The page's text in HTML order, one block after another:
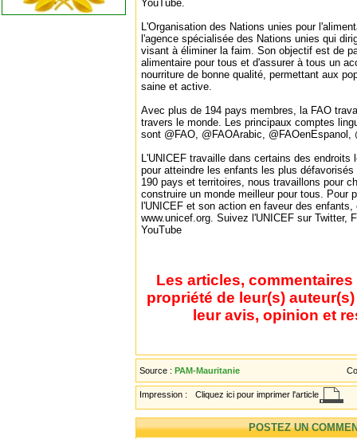
YouTube.
L'Organisation des Nations unies pour
l'agence spécialisée des Nations unies qui
visant à éliminer la faim. Son objectif est de
alimentaire pour tous et d'assurer à tous un
nourriture de bonne qualité, permettant aux
saine et active.
Avec plus de 194 pays membres, la FAO
travers le monde. Les principaux comptes
sont @FAO, @FAOArabic, @FAOenEspanol,
L'UNICEF travaille dans certains des
pour atteindre les enfants les plus
190 pays et territoires, nous travaillons pour
construire un monde meilleur pour tous. Pour
l'UNICEF et son action en faveur des
www.unicef.org. Suivez l'UNICEF sur Twitter,
YouTube
Les articles,
propriété de leur(s)
leur avis, opinion et
Source : PAM-Mauritanie
Impression : Cliquez ici pour imprimer l'article
POSTEZ UN